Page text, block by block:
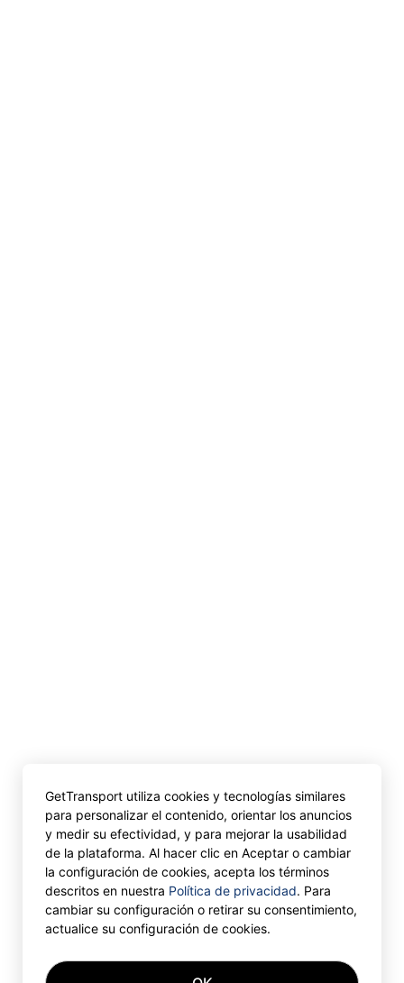
GetTransport utiliza cookies y tecnologías similares
para personalizar el contenido, orientar los anuncios
y medir su efectividad, y para mejorar la usabilidad
de la plataforma. Al hacer clic en Aceptar o cambiar
la configuración de cookies, acepta los términos
descritos en nuestra Política de privacidad. Para
cambiar su configuración o retirar su consentimiento,
actualice su configuración de cookies.